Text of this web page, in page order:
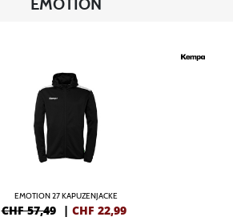
EMOTION 27 KAPUZENJACKE
CHF 57,49 | CHF 22,99